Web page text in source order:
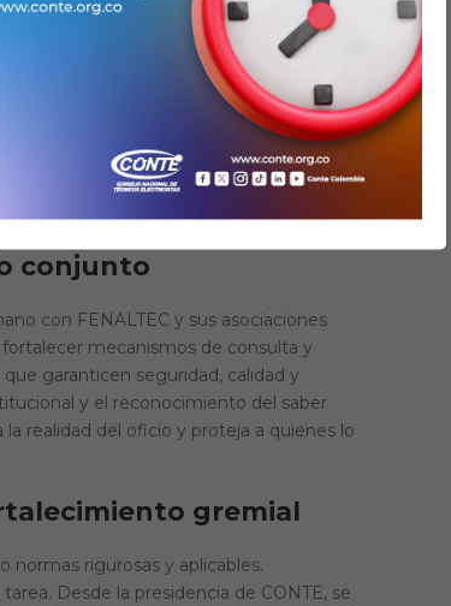
a seguir
del sistema eléctrico, la expansión
y la creciente complejidad tecnológica
sostenida. En este contexto, la
ajustes normativos y acompañar su
conjunto
con FENALTEC y sus asociaciones
mecanismos de consulta y
garanticen seguridad, calidad y
y el reconocimiento del saber
realidad del oficio y proteja a quienes lo
gremial
rigurosas y aplicables.
Desde la presidencia de CONTE, se